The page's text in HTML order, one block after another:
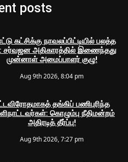
posts
கட்சிக்கு நாவலப்பிட்டியில் பலத்த
சர்வஜன அதிகாரத்தில் இணைந்தது
முன்னாள் அமைப்பாளர் குழு!
Aug 9th 2026, 8:04 pm
தங்கிப் பணிபுரிந்த
கொழும்பு நீதிமன்றம்
அதிரடித் தீர்ப்பு!
Aug 9th 2026, 7:27 pm